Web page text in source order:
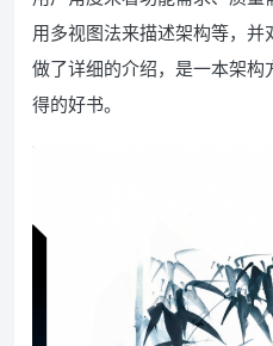
用多视图法来描述架构等，
做了详细的介绍，是一本架
得的好书。